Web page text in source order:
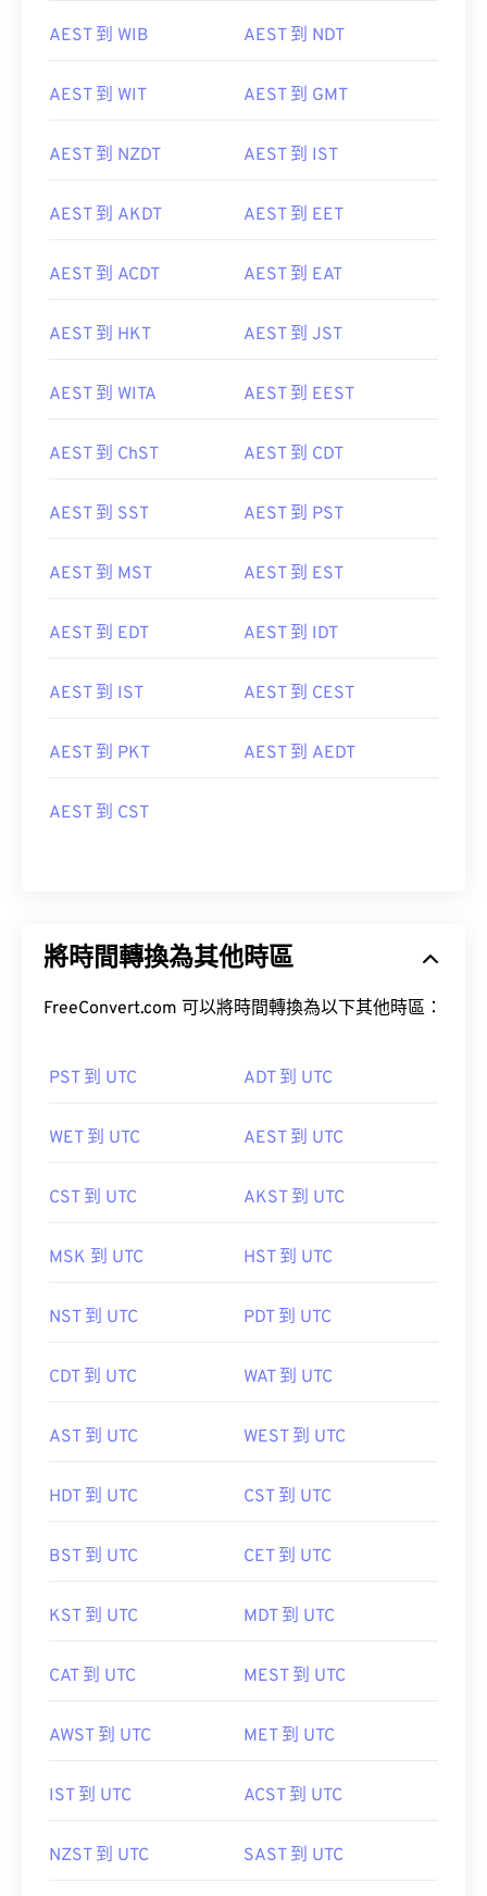
AEST 到 WIB AEST 到 NDT
AEST 到 WIT AEST 到 GMT
AEST 到 NZDT AEST 到 IST
AEST 到 AKDT AEST 到 EET
AEST 到 ACDT AEST 到 EAT
AEST 到 HKT AEST 到 JST
AEST 到 WITA AEST 到 EEST
AEST 到 ChST AEST 到 CDT
AEST 到 SST AEST 到 PST
AEST 到 MST AEST 到 EST
AEST 到 EDT AEST 到 IDT
AEST 到 IST AEST 到 CEST
AEST 到 PKT AEST 到 AEDT
AEST 到 CST
將時間轉換為其他時區
FreeConvert.com 可以將時間轉換為以下其他時區：
PST 到 UTC ADT 到 UTC
WET 到 UTC AEST 到 UTC
CST 到 UTC AKST 到 UTC
MSK 到 UTC HST 到 UTC
NST 到 UTC PDT 到 UTC
CDT 到 UTC WAT 到 UTC
AST 到 UTC WEST 到 UTC
HDT 到 UTC CST 到 UTC
BST 到 UTC CET 到 UTC
KST 到 UTC MDT 到 UTC
CAT 到 UTC MEST 到 UTC
AWST 到 UTC MET 到 UTC
IST 到 UTC ACST 到 UTC
NZST 到 UTC SAST 到 UTC